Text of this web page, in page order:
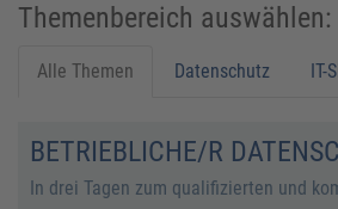
Themenbereich auswählen:
Alle Themen Datenschutz
BETRIEBLICHE/R
In drei Tagen zum qualifizierten und